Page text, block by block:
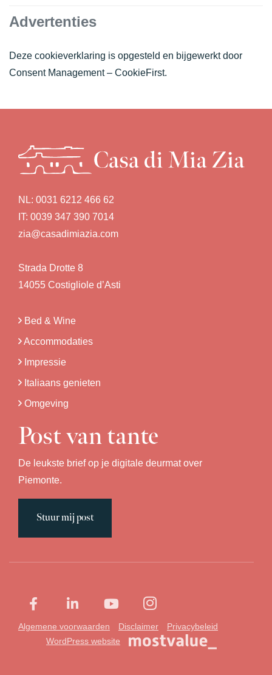
Advertenties
Deze cookieverklaring is opgesteld en bijgewerkt door
Consent Management – CookieFirst.
NL: 0031 6212 466 62
IT: 0039 347 390 7014
zia@casadimiazia.com
Strada Drotte 8
14055 Costigliole d’Asti
Bed & Wine
Accommodaties
Impressie
Italiaans genieten
Omgeving
Post van tante
De leukste brief op je digitale deurmat over
Piemonte.
Stuur mij post
Algemene voorwaarden Disclaimer
Privacybeleid
WordPress website